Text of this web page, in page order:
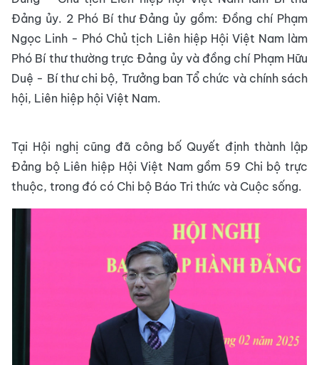
Đảng ủy. 2 Phó Bí thư Đảng ủy gồm: Đồng chí Phạm
Ngọc Linh - Phó Chủ tịch Liên hiệp Hội Việt Nam làm
Phó Bí thư thường trực Đảng ủy và đồng chí Phạm Hữu
Duệ - Bí thư chi bộ, Trưởng ban Tổ chức và chính sách
hội, Liên hiệp hội Việt Nam.
Tại Hội nghị cũng đã công bố Quyết định thành lập
Đảng bộ Liên hiệp Hội Việt Nam gồm 59 Chi bộ trực
thuộc, trong đó có Chi bộ Báo Tri thức và Cuộc sống.